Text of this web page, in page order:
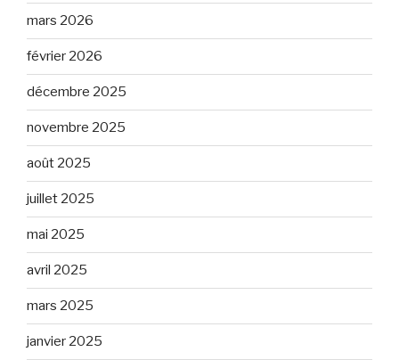
mars 2026
février 2026
décembre 2025
novembre 2025
août 2025
juillet 2025
mai 2025
avril 2025
mars 2025
janvier 2025